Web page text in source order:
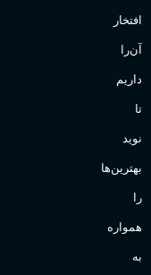
افتخار
آن‌را
داریم
تا
نوید
بهترین‌ها
را
همواره
به